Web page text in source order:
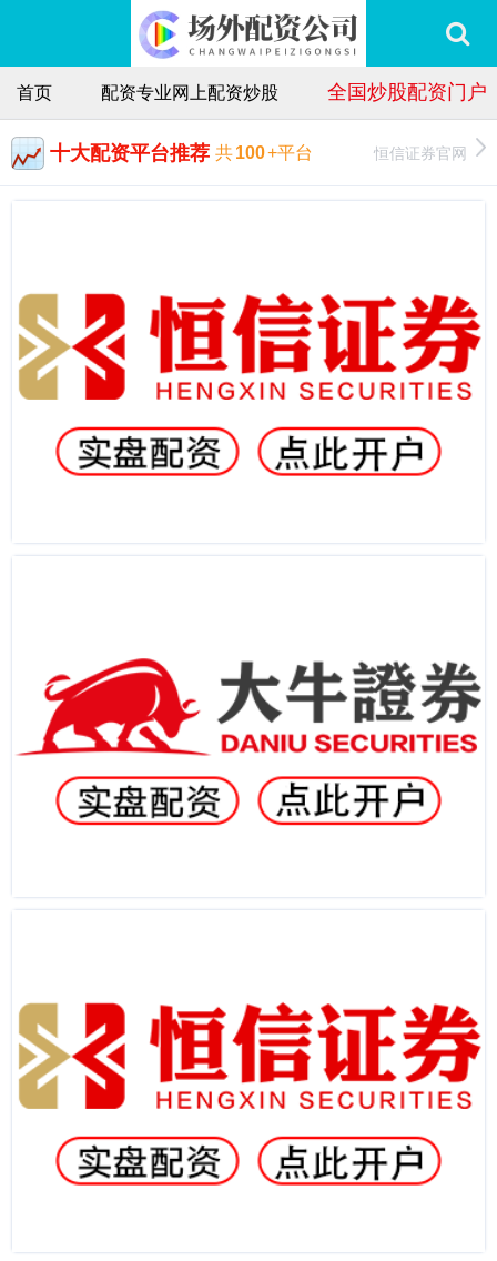
首页 配资专业网上配资炒股 全国炒股配资门户
十大配资平台推荐 共100+平台 恒信证券官网